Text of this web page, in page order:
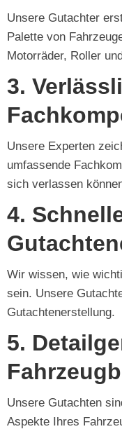
Unsere Gutachter
Palette von
Motorräder, Roller
3.
Unsere Experten
umfassende
sich verlassen
4.
Wir wissen, wie
sein. Unsere
Gutachtenerstellung.
5.
Unsere Gutachten
Aspekte Ihres